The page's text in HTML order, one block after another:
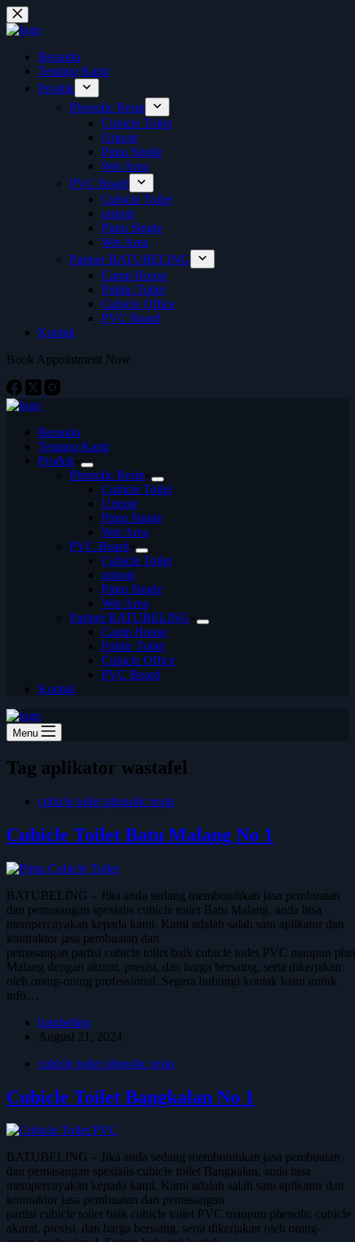
Skip
to
content
Beranda
Tentang Kami
Produk
Phenolic Resin
Cubicle Toilet
Urinoir
Pintu Single
Wet Area
PVC Board
Cubicle Toilet
urinoir
Pintu Single
Wet Area
Partner BATUBELING
Camp House
Public Toilet
Cubicle Office
PVC Board
Kontak
Book Appointment Now
Beranda
Tentang Kami
Produk
Phenolic Resin
Cubicle Toilet
Urinoir
Pintu Single
Wet Area
PVC Board
Cubicle Toilet
urinoir
Pintu Single
Wet Area
Partner BATUBELING
Camp House
Public Toilet
Cubicle Office
PVC Board
Kontak
Menu
Tag aplikator wastafel
cubicle toilet phenolic resin
Cubicle Toilet Batu Malang No 1
BATUBELING – Jika anda sedang membutuhkan jasa pembuatan
dan pemasangan spesialis cubicle toilet Batu Malang, anda bisa
mempercayakan kepada kami. Kami adalah salah satu aplikator dan
kontraktor jasa pembuatan dan
pemasangan partisi cubicle toilet baik cubicle toilet PVC maupun
Malang dengan akurat, presisi, dan harga bersaing, serta dikerjakan
oleh orang-orang professional. Segera hubungi kontak kami untuk
info…
batubeling
August 21, 2024
cubicle toilet phenolic resin
Cubicle Toilet Bangkalan No 1
BATUBELING – Jika anda sedang membutuhkan jasa pembuatan
dan pemasangan spesialis cubicle toilet Bangkalan, anda bisa
mempercayakan kepada kami. Kami adalah salah satu aplikator dan
kontraktor jasa pembuatan dan pemasangan
partisi cubicle toilet baik cubicle toilet PVC maupun phenolic cubicle
akurat, presisi, dan harga bersaing, serta dikerjakan oleh orang-